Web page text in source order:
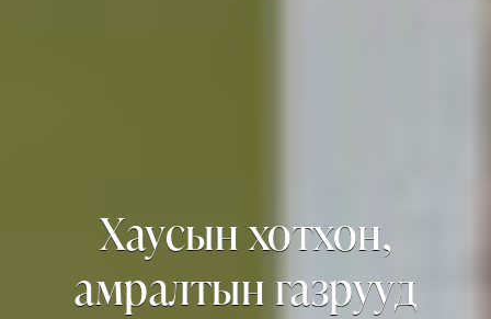
Хаусын хотхон,
амралтын газрууд